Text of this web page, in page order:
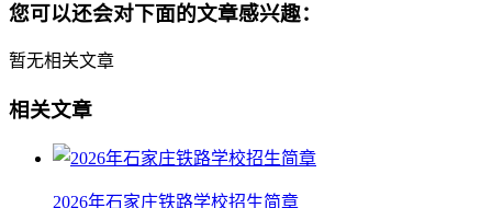
您可以还会对下面的文章感兴趣：
暂无相关文章
相关文章
2026年石家庄铁路学校招生简章